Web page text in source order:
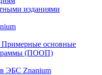
изданиями
основные
(ПООП)
в ЭБС Znanium